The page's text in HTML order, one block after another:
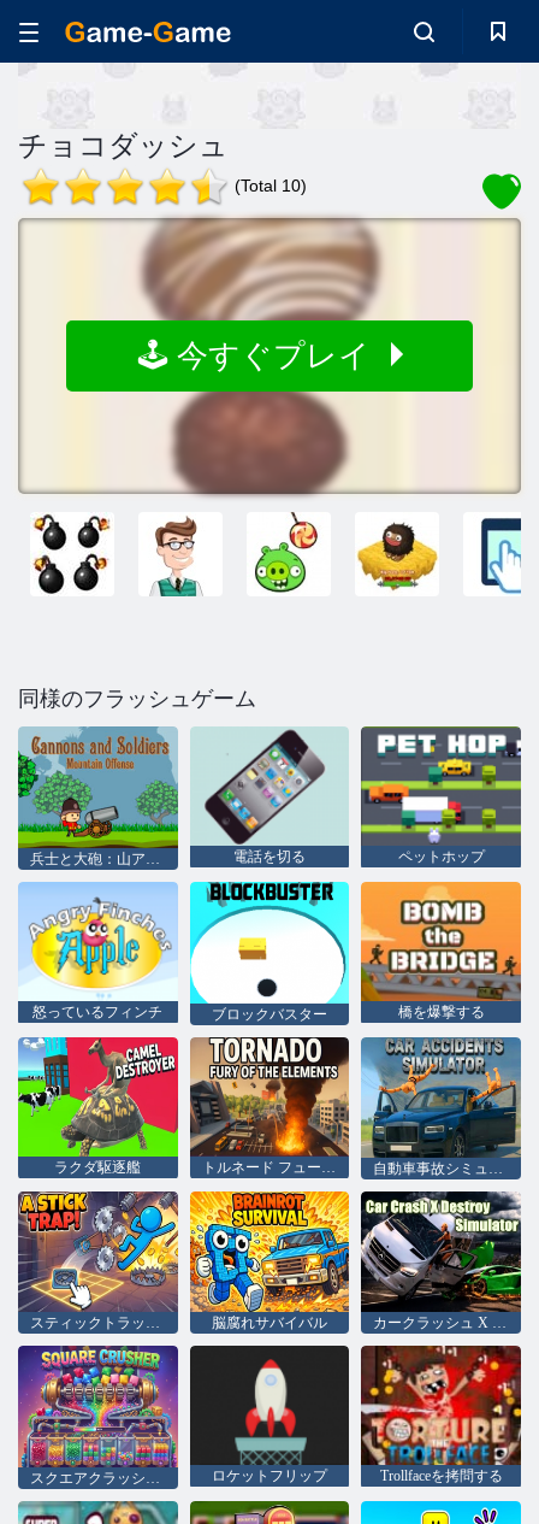
チョコダッシュ
(Total 10)
🕹️ 今すぐプレイ
同様のフラッシュゲーム
兵士と大砲：山アタック 電話を切る ペットホップ
怒っているフィンチ ブロックバスター 橋を爆撃する
ラクダ駆逐艦 トルネード フューリー オブ エレメント 自動車事故シミュレータ
スティックトラップ！ 脳腐れサバイバル カークラッシュ X デストロイ シミュレーター
ロケットフリップ Trollfaceを拷問する